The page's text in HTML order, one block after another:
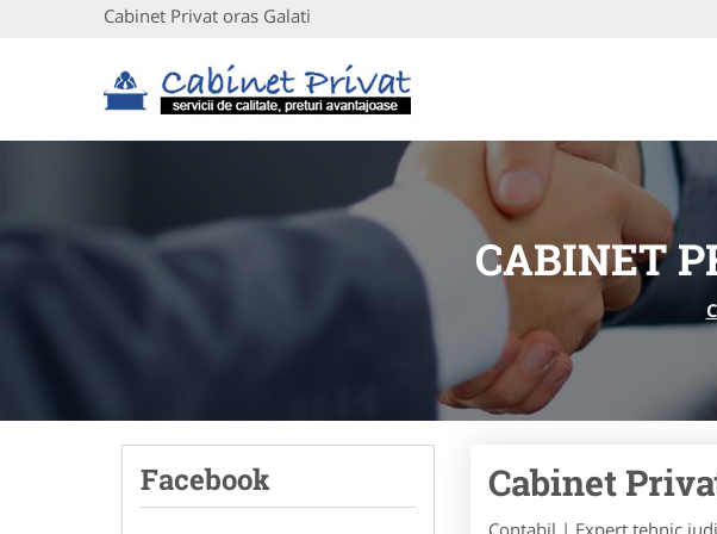
Cabinet Privat oras Galati
CABINET
Facebook Cabinet
Contabil | Expert tehnic